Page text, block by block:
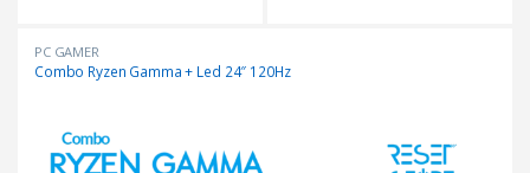
PC GAMER
Combo Ryzen Gamma + Led 24″ 120Hz